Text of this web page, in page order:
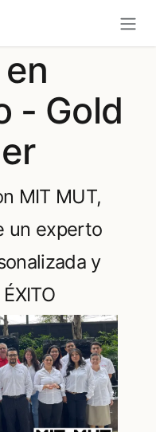
- Gold
MIT MUT,
un experto
y